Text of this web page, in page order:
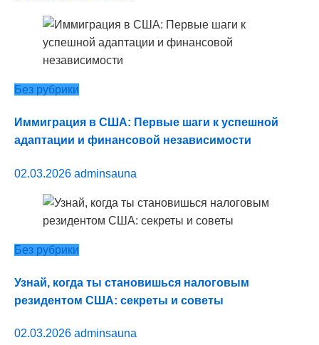
Без рубрики
Иммиграция в США: Первые шаги к успешной
адаптации и финансовой независимости
02.03.2026 adminsauna
Без рубрики
Узнай, когда ты становишься налоговым
резидентом США: секреты и советы
02.03.2026 adminsauna